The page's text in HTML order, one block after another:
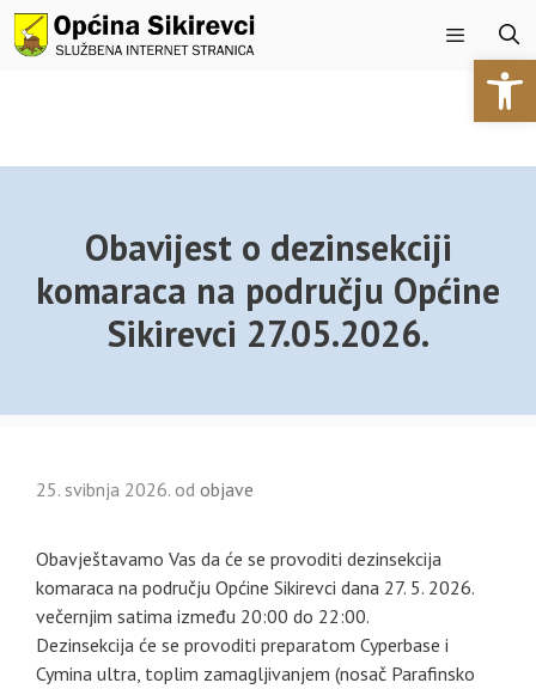
Preskoči
na
Izbornik
Obavijest o dezinsekciji
komaraca na području Općine
Sikirevci 27.05.2026.
25. svibnja 2026. od objave
Obavještavamo Vas da će se provoditi dezinsekcija
komaraca na području Općine Sikirevci dana 27. 5. 2026.
večernjim satima između 20:00 do 22:00.
Dezinsekcija će se provoditi preparatom Cyperbase i
Cymina ultra, toplim zamagljivanjem (nosač Parafinsko